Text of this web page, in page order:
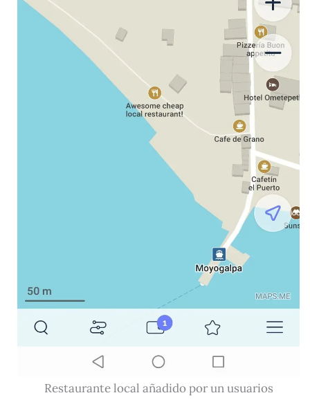
Restaurante local añadido por un usuarios